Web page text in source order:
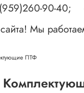
90-
Мы
ПТФ